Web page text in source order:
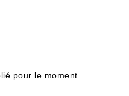
pour le moment.